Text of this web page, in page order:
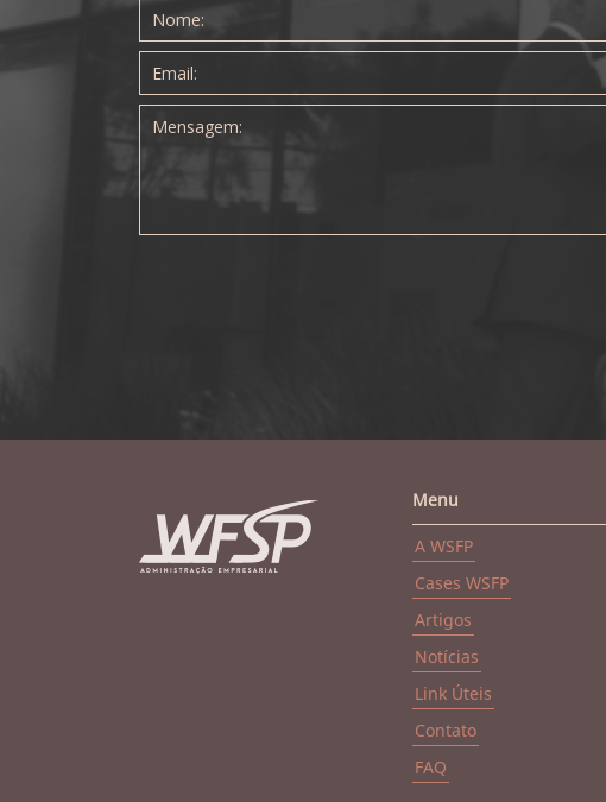
Menu
A WSFP
Cases WSFP
Artigos
Notícias
Link Úteis
Contato
FAQ